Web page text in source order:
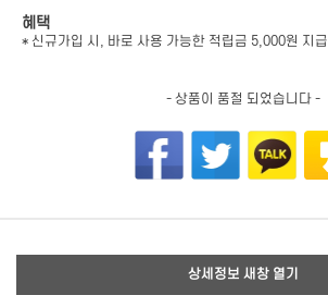
혜택
* 신규가입 시, 바로 사용 가능한 적립금 5,000원 지급
- 상품이 품절 되었습니다 -
상세정보 새창 열기